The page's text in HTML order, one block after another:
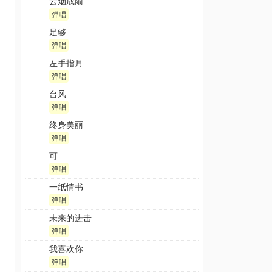
弹唱
足够
弹唱
左手指月
弹唱
台风
弹唱
终身美丽
弹唱
可
弹唱
一纸情书
弹唱
未来的进击
弹唱
我喜欢你
弹唱